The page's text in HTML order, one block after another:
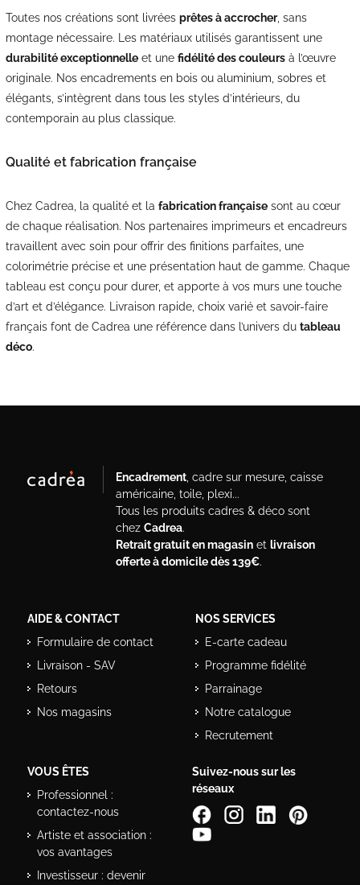
Toutes nos créations sont livrées prêtes à accrocher, sans
montage nécessaire. Les matériaux utilisés garantissent une
durabilité exceptionnelleet une fidélité des couleursà l’œuvre
originale. Nos encadrements en bois ou aluminium, sobres et
élégants, s’intègrent dans tous les styles d’intérieurs, du
contemporain au plus classique.
Qualité et fabrication française
Chez Cadrea, la qualité et la fabrication françaisesont au cœur
de chaque réalisation. Nos partenaires imprimeurs et encadreurs
travaillent avec soin pour offrir des finitions parfaites, une
colorimétrie précise et une présentation haut de gamme. Chaque
tableau est conçu pour durer, et apporte à vos murs une touche
d’art et d’élégance. Livraison rapide, choix varié et savoir-faire
français font de Cadrea une référence dans l’univers du tableau
déco.
Encadrement, cadre sur mesure, caisse
américaine, toile, plexi...
Tous les produits cadres & déco sont
chez Cadrea.
Retrait gratuit en magasinet livraison
offerte à domicile dès 139€.
AIDE & CONTACT
Formulaire de contact
Livraison - SAV
Retours
Nos magasins
NOS SERVICES
E-carte cadeau
Programme fidélité
Parrainage
Notre catalogue
Recrutement
VOUS ÊTES
Professionnel :
contactez-nous
Artiste et association :
vos avantages
Investisseur : devenir
Suivez-nous sur les
réseaux